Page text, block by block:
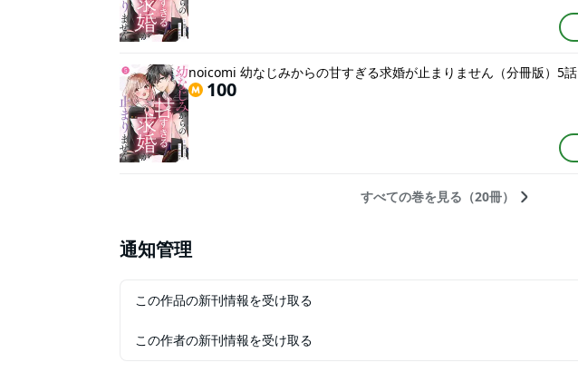
noicomi 幼なじみからの甘すぎる求婚が止まりません（分冊版）5話
100
すべての巻を見る（20冊）
通知管理
この作品の新刊情報を受け取る
この作者の新刊情報を受け取る